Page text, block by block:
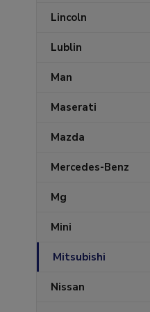
Lincoln
Lublin
Man
Maserati
Mazda
Mercedes-Benz
Mg
Mini
Mitsubishi
Nissan